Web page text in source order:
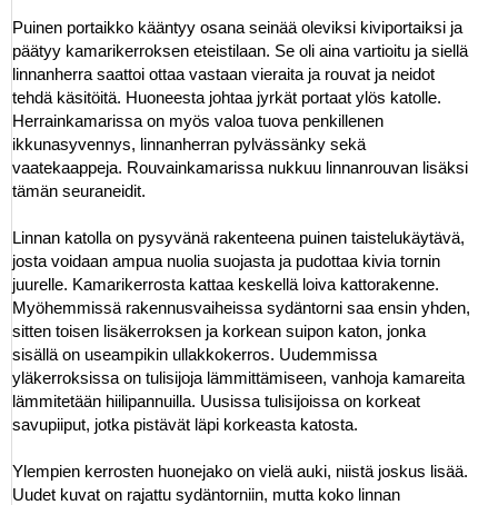
Puinen portaikko kääntyy osana seinää oleviksi kiviportaiksi ja
päätyy kamarikerroksen eteistilaan. Se oli aina vartioitu ja siellä
linnanherra saattoi ottaa vastaan vieraita ja rouvat ja neidot
tehdä käsitöitä. Huoneesta johtaa jyrkät portaat ylös katolle.
Herrainkamarissa on myös valoa tuova penkillenen
ikkunasyvennys, linnanherran pylvässänky sekä
vaatekaappeja. Rouvainkamarissa nukkuu linnanrouvan lisäksi
tämän seuraneidit.
Linnan katolla on pysyvänä rakenteena puinen taistelukäytävä,
josta voidaan ampua nuolia suojasta ja pudottaa kivia tornin
juurelle. Kamarikerrosta kattaa keskellä loiva kattorakenne.
Myöhemmissä rakennusvaiheissa sydäntorni saa ensin yhden,
sitten toisen lisäkerroksen ja korkean suipon katon, jonka
sisällä on useampikin ullakkokerros. Uudemmissa
yläkerroksissa on tulisijoja lämmittämiseen, vanhoja kamareita
lämmitetään hiilipannuilla. Uusissa tulisijoissa on korkeat
savupiiput, jotka pistävät läpi korkeasta katosta.
Ylempien kerrosten huonejako on vielä auki, niistä joskus lisää.
Uudet kuvat on rajattu sydäntorniin, mutta koko linnan